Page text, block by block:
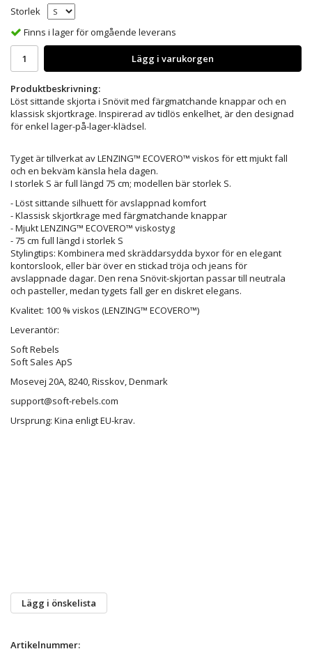
Storlek
Finns i lager för omgående leverans
Lägg i varukorgen
Produktbeskrivning:
Löst sittande skjorta i Snövit med färgmatchande knappar och en
klassisk skjortkrage. Inspirerad av tidlös enkelhet, är den designad
för enkel lager-på-lager-klädsel.
Tyget är tillverkat av LENZING™ ECOVERO™ viskos för ett mjukt fall
och en bekväm känsla hela dagen.
I storlek S är full längd 75 cm; modellen bär storlek S.
- Löst sittande silhuett för avslappnad komfort
- Klassisk skjortkrage med färgmatchande knappar
- Mjukt LENZING™ ECOVERO™ viskostyg
- 75 cm full längd i storlek S
Stylingtips: Kombinera med skräddarsydda byxor för en elegant
kontorslook, eller bär över en stickad tröja och jeans för
avslappnade dagar. Den rena Snövit-skjortan passar till neutrala
och pasteller, medan tygets fall ger en diskret elegans.
Kvalitet: 100 % viskos (LENZING™ ECOVERO™)
Leverantör:
Soft Rebels
Soft Sales ApS
Mosevej 20A, 8240, Risskov, Denmark
support@soft-rebels.com
Ursprung: Kina enligt EU-krav.
Lägg i önskelista
Artikelnummer: